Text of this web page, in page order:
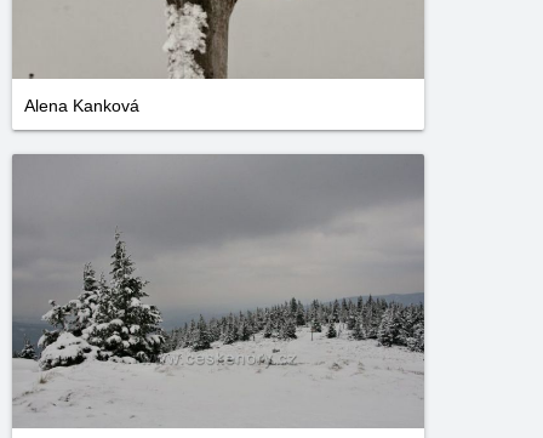
Alena Kanková